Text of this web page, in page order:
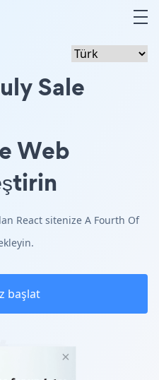
Sale
Web
React sitenize A Fourth Of
başlat